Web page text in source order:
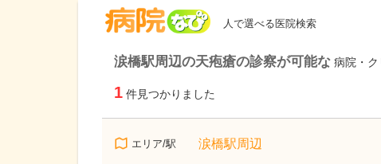
人で選べる医院検索
涙橋駅周辺の天疱瘡の診察が可能な 病院・ク
1 件見つかりました
エリア/駅 涙橋駅周辺